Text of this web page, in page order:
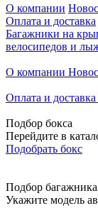
О компании
Оплата и доставка
Багажники на
велосипедов и
О компании
Оплата и доставка
Подбор бокса
Перейдите в
Подобрать бокс
Подбор багажника
Укажите модель